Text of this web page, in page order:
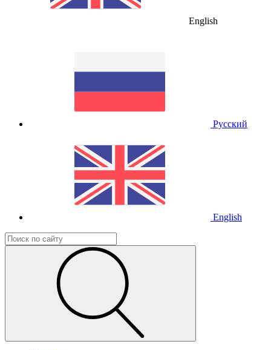
English
Русский
English